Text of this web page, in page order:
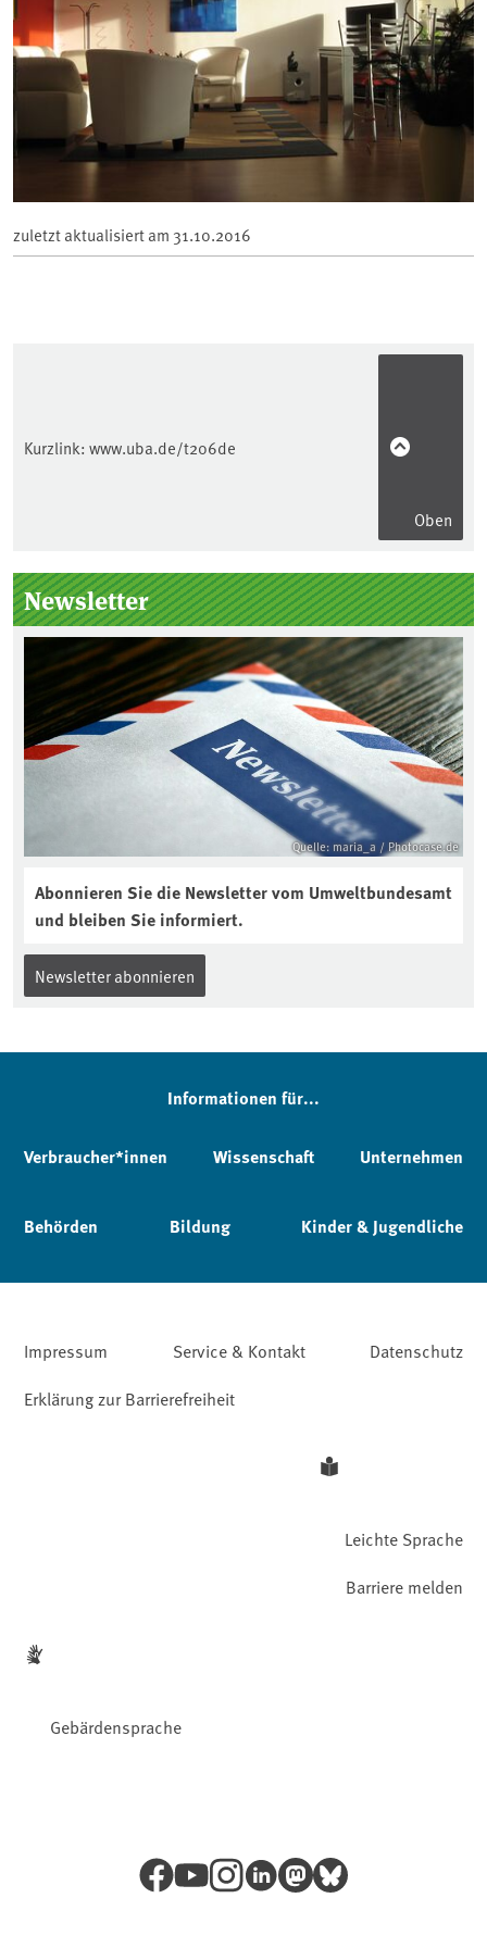
zuletzt aktualisiert am 31.10.2016
Kurzlink: www.uba.de/t206de
Oben
Seitenleiste
Newsletter
Quelle: maria_a / Photocase.de
Abonnieren Sie die Newsletter vom Umweltbundesamt
und bleiben Sie informiert.
Newsletter abonnieren
Informationen für...
Verbraucher*innen Wissenschaft Unternehmen
Behörden Bildung Kinder & Jugendliche
Impressum Service & Kontakt
Datenschutz
Erklärung zur Barrierefreiheit
Leichte Sprache
Gebärdensprache
Barriere melden